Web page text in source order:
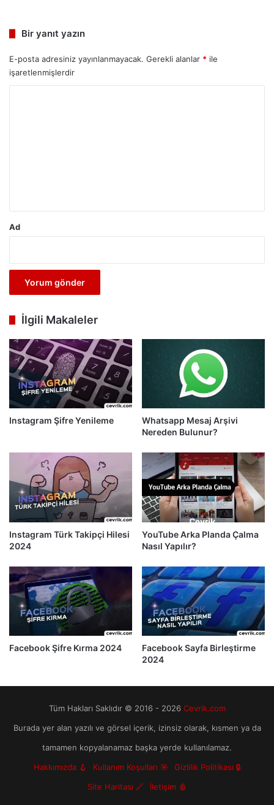
Bir yanıt yazın
E-posta adresiniz yayınlanmayacak. Gerekli alanlar * ile
işaretlenmişlerdir
Ad
İlgili Makaleler
Instagram Şifre Yenileme
Whatsapp Mesaj Arşivi
Nereden Bulunur?
Instagram Türk Takipçi Hilesi
2024
YouTube Arka Planda Çalma
Nasıl Yapılır?
Facebook Şifre Kırma 2024
Facebook Sayfa Birleştirme
2024
Tüm Hakları Saklıdır © 2016 - 2026 Cevrik.com
Burada yer alan yazılı ve görsel içerik, izinsiz olarak, kısmen ya da
tamamen kopyalanamaz başka yerde kullanılamaz.
Hakkımızda 🪝
Kullanım Koşulları 🎯
Gizlilik Politikası 🔒
Site Haritası 🔗
İletişim 🩸